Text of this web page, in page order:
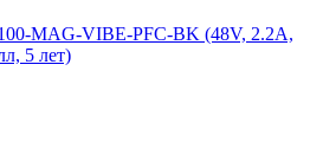
MAG-VIBE-PFC-BK (48V, 2.2A,
5 лет)